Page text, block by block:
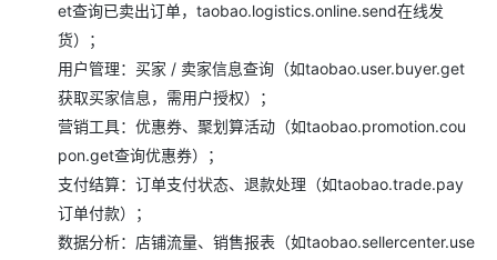
et查询已卖出订单，taobao.logistics.online.send在线发
货）；
用户管理：买家 / 卖家信息查询（如taobao.user.buyer.get
获取买家信息，需用户授权）；
营销工具：优惠券、聚划算活动（如taobao.promotion.cou
pon.get查询优惠券）；
支付结算：订单支付状态、退款处理（如taobao.trade.pay
订单付款）；
数据分析：店铺流量、销售报表（如taobao.sellercenter.use